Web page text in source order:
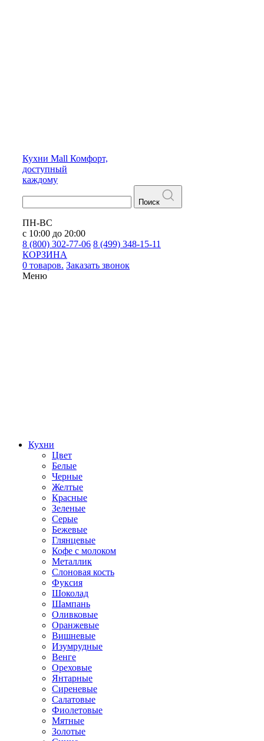
Кухни Mall Комфорт,
доступный
каждому
Поиск
ПН-ВС
с 10:00 до 20:00
8 (800) 302-77-06 8 (499) 348-15-11
КОРЗИНА
0 товаров. Заказать звонок
Меню
Кухни
Цвет
Белые
Черные
Желтые
Красные
Зеленые
Серые
Бежевые
Глянцевые
Кофе с молоком
Металлик
Слоновая кость
Фуксия
Шоколад
Шампань
Оливковые
Оранжевые
Вишневые
Изумрудные
Венге
Ореховые
Янтарные
Сиреневые
Салатовые
Фиолетовые
Мятные
Золотые